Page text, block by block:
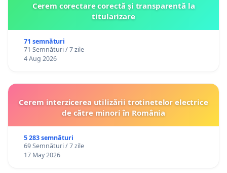
Cerem corectare corectă și transparentă la
titularizare
71 semnături
71 Semnături / 7 zile
4 Aug 2026
Cerem interzicerea utilizării trotinetelor electrice
de către minori în România
5 283 semnături
69 Semnături / 7 zile
17 May 2026